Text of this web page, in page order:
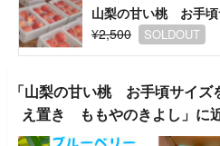
¥2,500
SOLDOUT
「山梨の甘い桃 お手頃サイ
え置き ももやのきよし」に